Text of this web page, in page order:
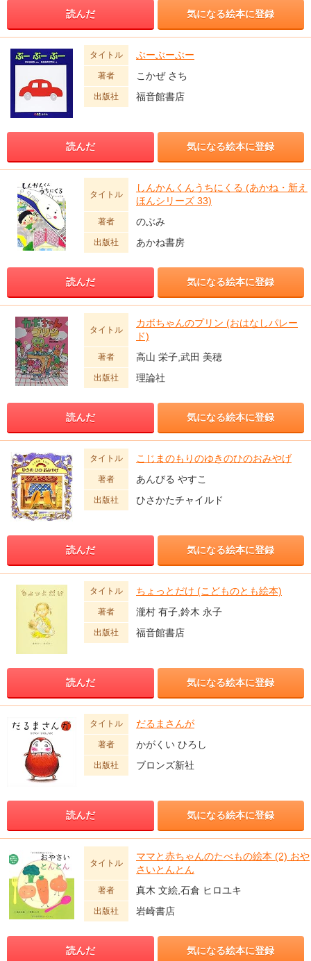
読んだ 気になる絵本に登録
タイトル ぶーぶーぶー
著者 こかぜ さち
出版社 福音館書店
読んだ 気になる絵本に登録
タイトル
しんかんくんうちにくる (あかね・新え
ほんシリーズ 33)
著者 のぶみ
出版社 あかね書房
読んだ 気になる絵本に登録
タイトル
カボちゃんのプリン (おはなしパレー
ド)
著者 高山 栄子,武田 美穂
出版社 理論社
読んだ 気になる絵本に登録
タイトル こじまのもりのゆきのひのおみやげ
著者 あんびる やすこ
出版社 ひさかたチャイルド
読んだ 気になる絵本に登録
タイトル ちょっとだけ (こどものとも絵本)
著者 瀧村 有子,鈴木 永子
出版社 福音館書店
読んだ 気になる絵本に登録
タイトル だるまさんが
著者 かがくい ひろし
出版社 ブロンズ新社
読んだ 気になる絵本に登録
タイトル
ママと赤ちゃんのたべもの絵本 (2) おや
さいとんとん
著者 真木 文絵,石倉 ヒロユキ
出版社 岩崎書店
読んだ 気になる絵本に登録